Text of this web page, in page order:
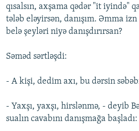
qısalsın, axşama qədər "it iyində"
tələb eləyirsən, danışım. Əmma
belə şeyləri niyə danışdırırsan?
Səməd sərtləşdi:
- A kişi, dedim axı, bu dərsin
- Yaxşı, yaxşı, hirslənmə, - deyib
sualın cavabını danışmağa başladı: